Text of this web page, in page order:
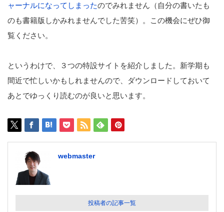
ャーナルになってしまったのでみれません（自分の書いたも
のも書籍版しかみれませんでした苦笑）。この機会にぜひ御
覧ください。
というわけで、３つの特設サイトを紹介しました。新学期も
間近で忙しいかもしれませんので、ダウンロードしておいて
あとでゆっくり読むのが良いと思います。
webmaster
投稿者の記事一覧